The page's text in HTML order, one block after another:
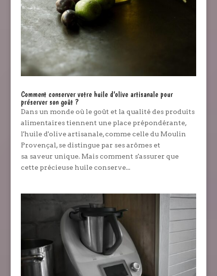
Comment conserver votre huile d’olive artisanale pour
préserver son goût ?
Dans un monde où le goût et la qualité des produits
alimentaires tiennent une place prépondérante,
l'huile d'olive artisanale, comme celle du Moulin
Provençal, se distingue par ses arômes et
sa saveur unique. Mais comment s'assurer que
cette précieuse huile conserve...